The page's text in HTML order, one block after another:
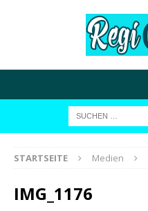
STARTSEITE Medien
IMG_1176